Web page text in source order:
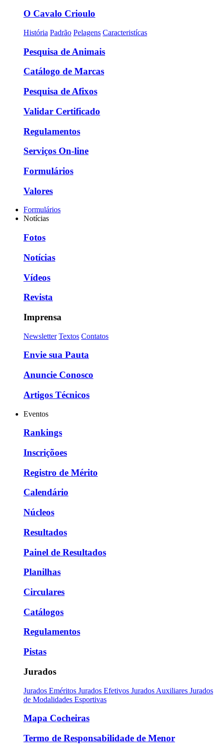
O Cavalo Crioulo
História Padrão Pelagens Caracteristícas
Pesquisa de Animais
Catálogo de Marcas
Pesquisa de Afixos
Validar Certificado
Regulamentos
Serviços On-line
Formulários
Valores
Formulários
Notícias
Fotos
Notícias
Vídeos
Revista
Imprensa
Newsletter Textos Contatos
Envie sua Pauta
Anuncie Conosco
Artigos Técnicos
Eventos
Rankings
Inscriçõoes
Registro de Mérito
Calendário
Núcleos
Resultados
Painel de Resultados
Planilhas
Circulares
Catálogos
Regulamentos
Pistas
Jurados
Jurados Eméritos Jurados Efetivos Jurados Auxiliares Jurados
de Modalidades Esportivas
Mapa Cocheiras
Termo de Responsabilidade de Menor